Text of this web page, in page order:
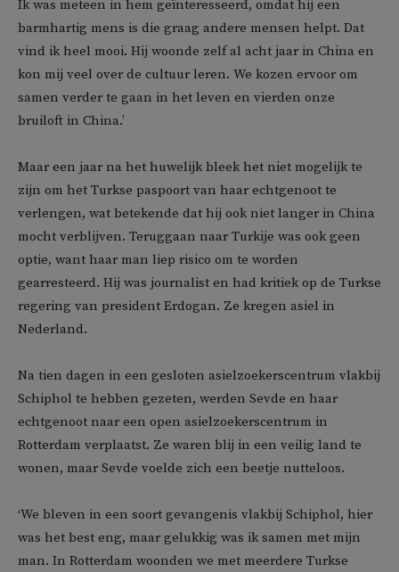
Ik was meteen in hem geïnteresseerd, omdat hij een
barmhartig mens is die graag andere mensen helpt. Dat
vind ik heel mooi. Hij woonde zelf al acht jaar in China en
kon mij veel over de cultuur leren. We kozen ervoor om
samen verder te gaan in het leven en vierden onze
bruiloft in China.’
Maar een jaar na het huwelijk bleek het niet mogelijk te
zijn om het Turkse paspoort van haar echtgenoot te
verlengen, wat betekende dat hij ook niet langer in China
mocht verblijven. Teruggaan naar Turkije was ook geen
optie, want haar man liep risico om te worden
gearresteerd. Hij was journalist en had kritiek op de Turkse
regering van president Erdogan. Ze kregen asiel in
Nederland.
Na tien dagen in een gesloten asielzoekerscentrum vlakbij
Schiphol te hebben gezeten, werden Sevde en haar
echtgenoot naar een open asielzoekerscentrum in
Rotterdam verplaatst. Ze waren blij in een veilig land te
wonen, maar Sevde voelde zich een beetje nutteloos.
‘We bleven in een soort gevangenis vlakbij Schiphol, hier
was het best eng, maar gelukkig was ik samen met mijn
man. In Rotterdam woonden we met meerdere Turkse